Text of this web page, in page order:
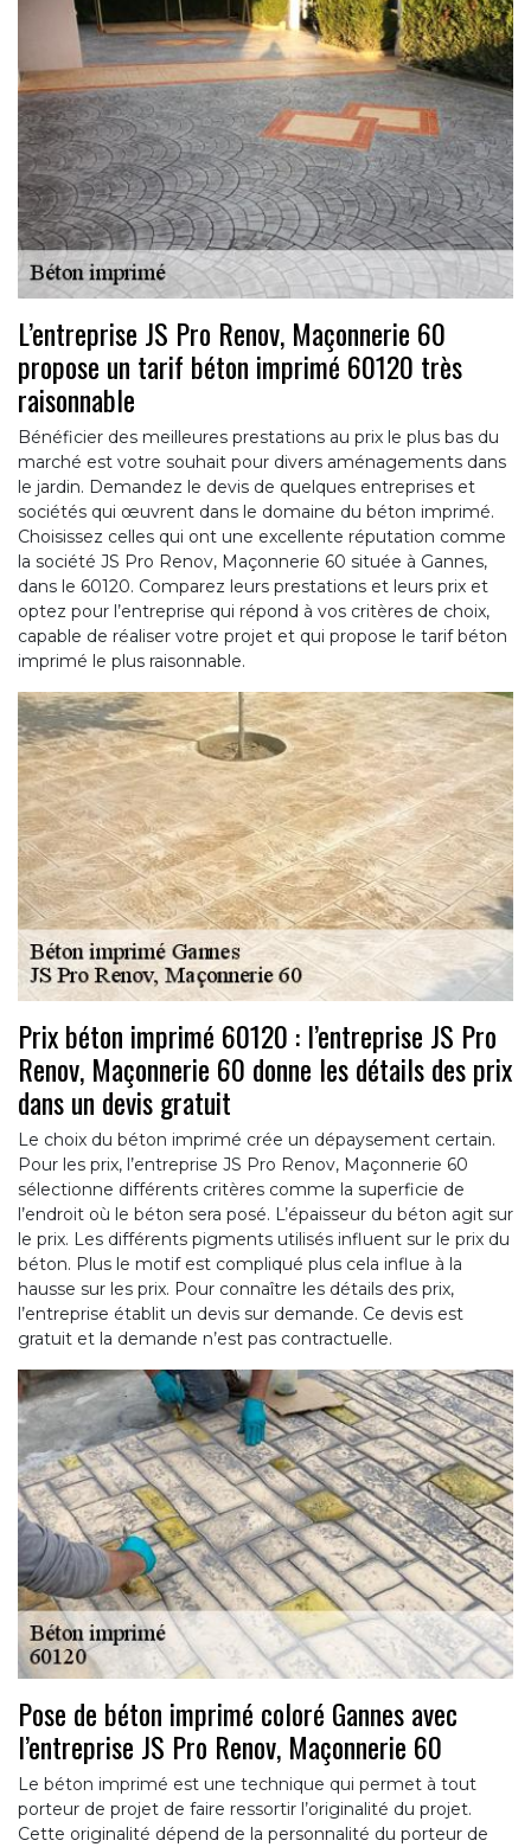
L’entreprise JS Pro Renov, Maçonnerie 60
propose un tarif béton imprimé 60120 très
raisonnable
Bénéficier des meilleures prestations au prix le plus bas du
marché est votre souhait pour divers aménagements dans
le jardin. Demandez le devis de quelques entreprises et
sociétés qui œuvrent dans le domaine du béton imprimé.
Choisissez celles qui ont une excellente réputation comme
la société JS Pro Renov, Maçonnerie 60 située à Gannes,
dans le 60120. Comparez leurs prestations et leurs prix et
optez pour l’entreprise qui répond à vos critères de choix,
capable de réaliser votre projet et qui propose le tarif béton
imprimé le plus raisonnable.
Prix béton imprimé 60120 : l’entreprise JS Pro
Renov, Maçonnerie 60 donne les détails des prix
dans un devis gratuit
Le choix du béton imprimé crée un dépaysement certain.
Pour les prix, l’entreprise JS Pro Renov, Maçonnerie 60
sélectionne différents critères comme la superficie de
l’endroit où le béton sera posé. L’épaisseur du béton agit sur
le prix. Les différents pigments utilisés influent sur le prix du
béton. Plus le motif est compliqué plus cela influe à la
hausse sur les prix. Pour connaître les détails des prix,
l’entreprise établit un devis sur demande. Ce devis est
gratuit et la demande n’est pas contractuelle.
Pose de béton imprimé coloré Gannes avec
l’entreprise JS Pro Renov, Maçonnerie 60
Le béton imprimé est une technique qui permet à tout
porteur de projet de faire ressortir l’originalité du projet.
Cette originalité dépend de la personnalité du porteur de